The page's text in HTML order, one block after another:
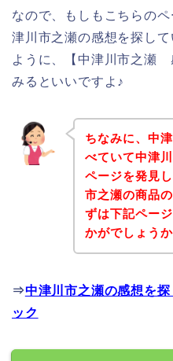
なので、もしもこちらの
津川市之瀬の感想を探し
ように、【中津川市之瀬
みるといいですよ♪
ちなみに、中
べていて中津
ページを発見
市之瀬の商品
ずは下記ペー
かがでしょうか
⇒中津川市之瀬の感想を
ック